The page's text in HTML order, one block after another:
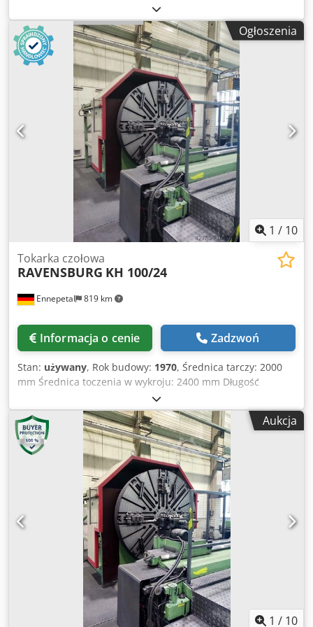
/ mm Cjdpsua Iw Tofx Akworf Średnica płyty czołowej: ok.
3600 mm Wysokość środka nad płytą: ok. 1500 mm
Średnica toczenia nad płytą: 2600 mm Średnica toczenia w
zagłębieniu: 3600 mm Średnica toczenia nad łóżkiem: 1300
mm Długość toczenia: ok. 2400 mm Maks. Waga
obrabianego przedmiotu: 22000kg Maks. Moment
obrotowy na płycie czołowej: 5000 mkg Średnica koła
podziałowego koła zębatego płyty czołowej: 1900 mm Otwór
wrzeciona głównego: 120 mm Zakres prędkości normalny:
0,71-35,5 obr. zwiększona: 1-50 obr. zwiększona: 1,4-71
obr. Całkowita moc: 38kW Masa całkowita: około 42,5 tony
Ogłoszenia
1 / 10
Ennepetal 819 km
Tokarka czołowa
RAVENSBURG KH 100/24
Informacja o cenie Zadzwoń
Stan: używany, Rok budowy: 1970, Średnica tarczy: 2000
mm Średnica toczenia w wykroju: 2400 mm Długość
wykroju: 200-630 mm Przesuw - oś x: 1700 mm Przesuw -
oś z: 400 (+550) mm Zakres prędkości obrotowej tarczy –
bezstopniowy: 5–180 obr./min Wysokość osi nad płytą: 1140
mm Średnica wrzeciona głównego: 285 mm Przelot
wrzeciona: 90 mm Csdeydqpcspfx Akworf Sterowanie:
Siemens 840 D Maks. masa przedmiotu: 5000 kg Moment
obrotowy na tarczy: 3000 Nm Całkowite zapotrzebowanie
na moc: 57 kW Masa maszyny ok. 20 t Zapotrzebowanie na
miejsce ok. 5,5 x 3 x 2,8 m Maszyna była w 2015 roku
generalnie wyremontowana i przystosowana do sterowania
CNC Siemens 840 D. Oryginalny rok produkcji ok. 1970.
Aukcja
1 / 10